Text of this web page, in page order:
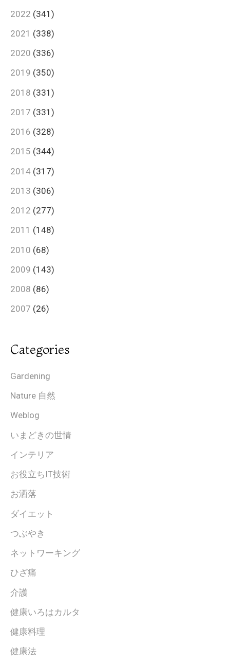
2022 (341)
2021 (338)
2020 (336)
2019 (350)
2018 (331)
2017 (331)
2016 (328)
2015 (344)
2014 (317)
2013 (306)
2012 (277)
2011 (148)
2010 (68)
2009 (143)
2008 (86)
2007 (26)
Categories
Gardening
Nature 自然
Weblog
いまどきの世情
インテリア
お役立ちIT技術
お洒落
ダイエット
つぶやき
ネットワーキング
ひざ痛
介護
健康いろはカルタ
健康料理
健康法